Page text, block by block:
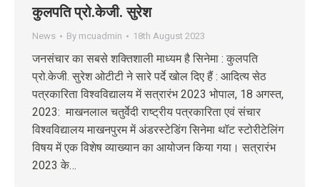
कुलपति प्रो.केजी. सुरेश
News By mcuadmin 18th August 2023
जनसंचार का सबसे शक्तिशाली माध्यम है सिनेमा : कुलपति
प्रो.केजी. सुरेश ओटीटी ने सारे पर्दे खोल दिए हैं : आदित्य सेठ
पत्रकारिता विश्वविद्यालय में सत्रारंभ 2023 भोपाल, 18 अगस्त,
2023: माखनलाल चतुर्वेदी राष्ट्रीय पत्रकारिता एवं संचार
विश्वविद्यालय माखनपुरम में अंडरस्टेडिंग सिनेमा थॉट स्टोरीटेलिंग
विषय में एक विशेष व्याख्यान का आयोजन किया गया। सत्रारंभ
2023 के…